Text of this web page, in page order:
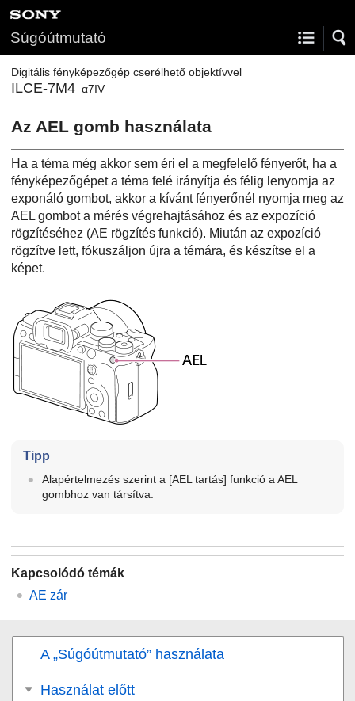
Súgóútmutató
Digitális fényképezőgép cserélhető objektívvel
ILCE-7M4 α7IV
Az AEL gomb használata
Ha a téma még akkor sem éri el a megfelelő fényerőt, ha a
fényképezőgépet a téma felé irányítja és félig lenyomja az
exponáló gombot, akkor a kívánt fényerőnél nyomja meg az
AEL gombot a mérés végrehajtásához és az expozíció
rögzítéséhez (AE rögzítés funkció). Miután az expozíció
rögzítve lett, fókuszáljon újra a témára, és készítse el a
képet.
Tipp
Alapértelmezés szerint a [AEL tartás] funkció a AEL
gombhoz van társítva.
Kapcsolódó témák
AE zár
A „Súgóútmutató” használata
Használat előtt